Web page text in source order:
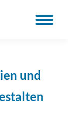
und